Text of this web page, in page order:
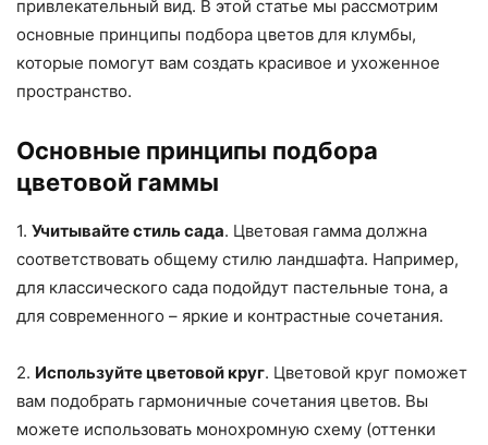
привлекательный вид. В этой статье мы рассмотрим
основные принципы подбора цветов для клумбы,
которые помогут вам создать красивое и ухоженное
пространство.
Основные принципы подбора
цветовой гаммы
1. Учитывайте стиль сада. Цветовая гамма должна
соответствовать общему стилю ландшафта. Например,
для классического сада подойдут пастельные тона, а
для современного – яркие и контрастные сочетания.
2. Используйте цветовой круг. Цветовой круг поможет
вам подобрать гармоничные сочетания цветов. Вы
можете использовать монохромную схему (оттенки